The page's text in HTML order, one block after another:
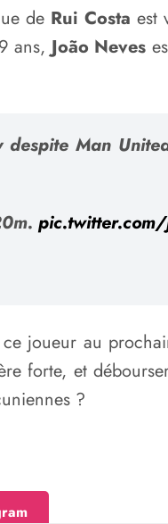
de Rui Costa est
ans,João Neves
Man
pic.twitter.com/
joueur au
forte, et
?